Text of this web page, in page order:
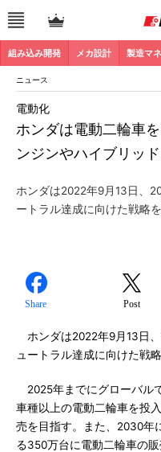
組み込み開発 メカ設計 製造マ
ニュース
ホンダは電動二輪車
ンジンやハイブリッ
電動化
ホンダは2022年9月13日、
ートラル達成に向けた戦略を
Share Post
ホンダは2022年9月13日
ュートラル達成に向けた戦
2025年までにグローバル
車種以上の電動二輪車を投
売を目指す。また、2030年
る350万台に電動二輪車の販